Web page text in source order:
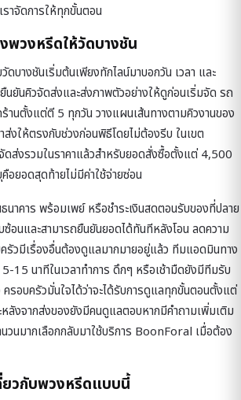
าจัดการให้ทุกขั้นตอน
พวงหรีดให้วัดบางชัน
บางชันเริ่มต้นเพียงทักไลน์มาบอกวัน เวลา และ
นยันคิวจัดส่งและส่งภาพตัวอย่างให้ดูก่อนเริ่มจัด รถ
านตั้งแต่ตี 5 ทุกวัน วางแผนเส้นทางตามคิวงานของ
ส่งให้ตรงกับช่วงก่อนพิธีโดยไม่ต้องรีบ ในเขต
ส่งรวมในราคาแล้วสำหรับยอดสั่งซื้อตั้งแต่ 4,500
อยอดสุดท้ายไม่มีค่าใช้จ่ายซ่อน
ธนาคาร พร้อมเพย์ หรือชำระเงินสดตอนรับของที่ปลาย
ซ้อนและสามารถยืนยันยอดได้ทันทีหลังโอน ลดความ
ครัวมีเรื่องอื่นต้องดูแลมากมายอยู่แล้ว ทีมแอดมินทาง
15 นาทีในเวลาทำการ ดึกๆ หรือเช้ามืดยังมีทีมรับ
รอบครัวมั่นใจได้ว่าจะได้รับการดูแลทุกขั้นตอนตั้งแต่
ลังจากส่งของยังมีคนดูแลตอบหากมีคำถามเพิ่มเติม
วนมากเลือกกลับมาใช้บริการ BoonForal เมื่อต้อง
วกับพวงหรีดแบบนี้